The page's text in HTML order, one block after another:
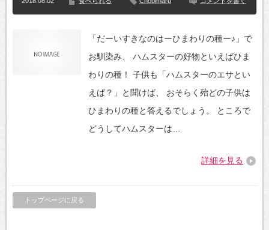
「だーいすきなのはーひまわりの種ー♪」で
お馴染み、 ハムスターの好物といえばひま
わりの種！ 子供も「ハムスターのエサとい
えば？」と聞けば、 おそらく殆どの子供は
ひまわりの種と答えるでしょう。 ところで
どうしてハムスターは…
詳細を見る
トップページに戻る